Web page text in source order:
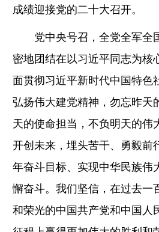
成绩迎接党的二十大召开。
党中央号召，全党全军全
密地团结在以习近平同志为核
面贯彻习近平新时代中国特色
弘扬伟大建党精神，勿忘昨天
天的使命担当，不负明天的伟
开创未来，埋头苦干、勇毅前
年奋斗目标、实现中华民族伟
懈奋斗。我们坚信，在过去一
和荣光的中国共产党和中国人